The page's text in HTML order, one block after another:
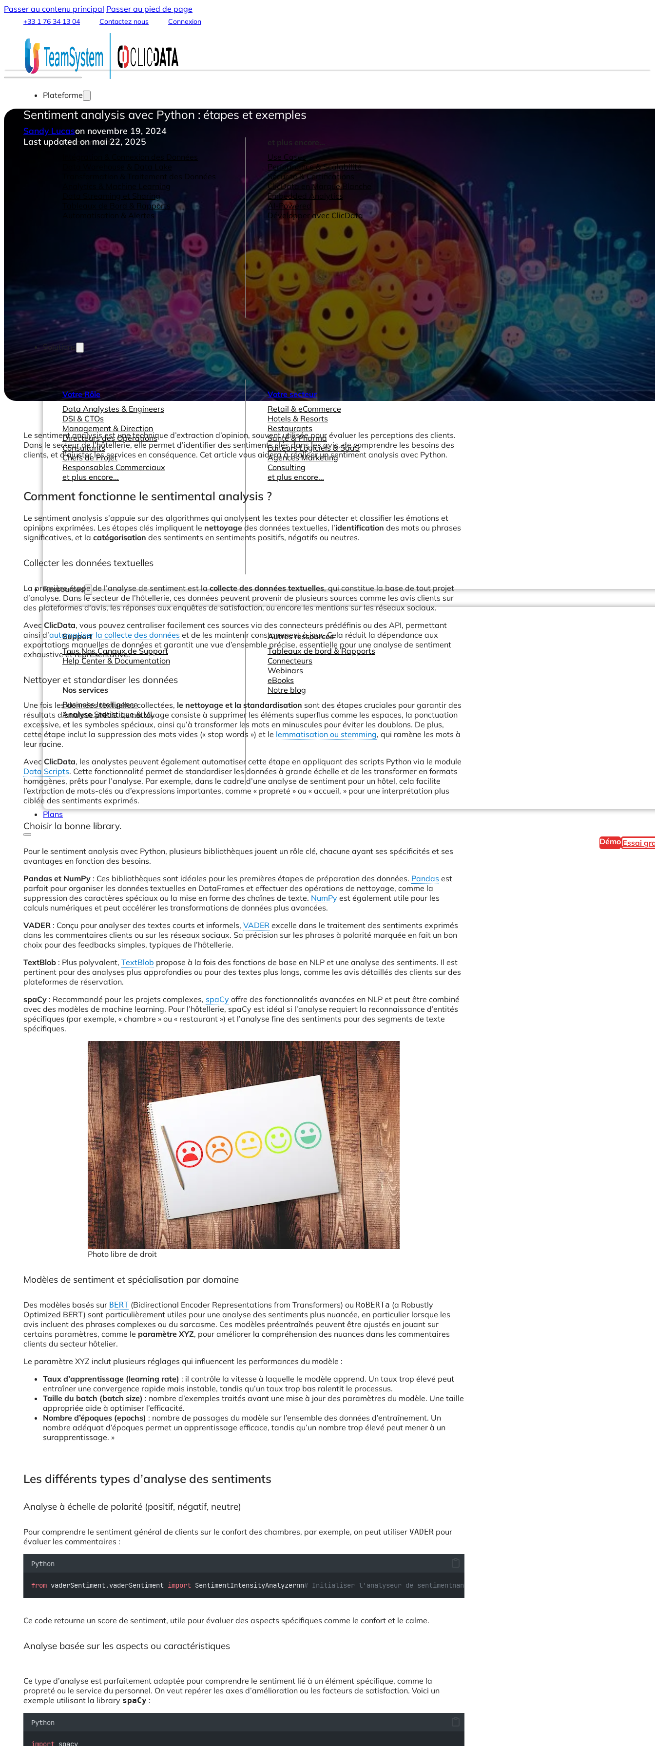
Passer au contenu principal Passer au pied de page
+33 1 76 34 13 04 Contactez nous Connexion
Plateforme
Fonctionnalités
Intégration & Connexion des Données
Data Warehouse & Data Lake
Transformation & Traitement des Données
Analytics & Machine Learning
Data Streaming et Sharing
Tableaux de Bord & Rapports
Automatisation & Alertes
et plus encore...
Use Cases
Performance & Scalabilité
Sécurité & Certifications
ClicData en Marque Blanche
Embedded Analytics
AI-Powered
Développer avec ClicData
Solutions
Votre Rôle
Data Analystes & Engineers
DSI & CTOs
Management & Direction
Directeurs des Opérations
Consultants
Chefs de Projet
Responsables Commerciaux
et plus encore...
Votre secteur
Retail & eCommerce
Hotels & Resorts
Restaurants
Santé & Pharma
Editeurs Logiciels & SaaS
Agences Marketing
Consulting
et plus encore...
Ressources
Support
Tous Nos Canaux de Support
Help Center & Documentation
Nos services
Business Intelligence
Analyse Statistique & ML
Autres ressources
Tableaux de bord & Rapports
Connecteurs
Webinars
eBooks
Notre blog
Plans
Démo Essai
Sentiment analysis avec Python : étapes et exemples
Sandy Lucason novembre 19, 2024
Last updated on mai 22, 2025
Le sentiment analysis est une technique d’extraction d’opinion, souvent utilisée pour évaluer les perceptions des clients.
Dans le secteur de l’hôtellerie, elle permet d’identifier des sentiments clés dans les avis, de comprendre les besoins des
clients, et d’ajuster les services en conséquence. Cet article vous aidera à réaliser un sentiment analysis avec Python.
Comment fonctionne le sentimental analysis ?
Le sentiment analysis s’appuie sur des algorithmes qui analysent les textes pour détecter et classifier les émotions et
opinions exprimées. Les étapes clés impliquent le nettoyage des données textuelles, l’identification des mots ou phrases
significatives, et la catégorisation des sentiments en sentiments positifs, négatifs ou neutres.
Collecter les données textuelles
La première étape de l’analyse de sentiment est lacollecte des données textuelles, qui constitue la base de tout projet
d’analyse. Dans le secteur de l’hôtellerie, ces données peuvent provenir de plusieurs sources comme les avis clients sur
des plateformes d’avis, les réponses aux enquêtes de satisfaction, ou encore les mentions sur les réseaux sociaux.
Avec ClicData, vous pouvez centraliser facilement ces sources via des connecteurs prédéfinis ou des API, permettant
ainsi d’automatiser la collecte des données et de les maintenir constamment à jour. Cela réduit la dépendance aux
exportations manuelles de données et garantit une vue d’ensemble précise, essentielle pour une analyse de sentiment
exhaustive et représentative.
Nettoyer et standardiser les données
Une fois les données textuelles collectées, le nettoyage et la standardisation sont des étapes cruciales pour garantir des
résultats d’analyse précis. Le nettoyage consiste à supprimer les éléments superflus comme les espaces, la ponctuation
excessive, et les symboles spéciaux, ainsi qu’à transformer les mots en minuscules pour éviter les doublons. De plus,
cette étape inclut la suppression des mots vides (« stop words ») et le lemmatisation ou stemming, qui ramène les mots à
leur racine.
Avec ClicData, les analystes peuvent également automatiser cette étape en appliquant des scripts Python via le module
Data Scripts. Cette fonctionnalité permet de standardiser les données à grande échelle et de les transformer en formats
homogènes, prêts pour l’analyse. Par exemple, dans le cadre d’une analyse de sentiment pour un hôtel, cela facilite
l’extraction de mots-clés ou d’expressions importantes, comme « propreté » ou « accueil, » pour une interprétation plus
ciblée des sentiments exprimés.
Choisir la bonne library.
Pour le sentiment analysis avec Python, plusieurs bibliothèques jouent un rôle clé, chacune ayant ses spécificités et ses
avantages en fonction des besoins.
Pandas et NumPy : Ces bibliothèques sont idéales pour les premières étapes de préparation des données. Pandas est
parfait pour organiser les données textuelles en DataFrames et effectuer des opérations de nettoyage, comme la
suppression des caractères spéciaux ou la mise en forme des chaînes de texte. NumPy est également utile pour les
calculs numériques et peut accélérer les transformations de données plus avancées.
VADER : Conçu pour analyser des textes courts et informels, VADER excelle dans le traitement des sentiments exprimés
dans les commentaires clients ou sur les réseaux sociaux. Sa précision sur les phrases à polarité marquée en fait un bon
choix pour des feedbacks simples, typiques de l’hôtellerie.
TextBlob : Plus polyvalent, TextBlob propose à la fois des fonctions de base en NLP et une analyse des sentiments. Il est
pertinent pour des analyses plus approfondies ou pour des textes plus longs, comme les avis détaillés des clients sur des
plateformes de réservation.
spaCy : Recommandé pour les projets complexes, spaCy offre des fonctionnalités avancées en NLP et peut être combiné
avec des modèles de machine learning. Pour l’hôtellerie, spaCy est idéal si l’analyse requiert la reconnaissance d’entités
spécifiques (par exemple, « chambre » ou « restaurant ») et l’analyse fine des sentiments pour des segments de texte
spécifiques.
Photo libre de droit
Modèles de sentiment et spécialisation par domaine
Des modèles basés sur BERT (Bidirectional Encoder Representations from Transformers) ou RoBERTa (a Robustly
Optimized BERT) sont particulièrement utiles pour une analyse des sentiments plus nuancée, en particulier lorsque les
avis incluent des phrases complexes ou du sarcasme. Ces modèles préentraînés peuvent être ajustés en jouant sur
certains paramètres, comme le paramètre XYZ, pour améliorer la compréhension des nuances dans les commentaires
clients du secteur hôtelier.
Le paramètre XYZ inclut plusieurs réglages qui influencent les performances du modèle :
Taux d’apprentissage (learning rate) : il contrôle la vitesse à laquelle le modèle apprend. Un taux trop élevé peut
entraîner une convergence rapide mais instable, tandis qu’un taux trop bas ralentit le processus.
Taille du batch (batch size) : nombre d’exemples traités avant une mise à jour des paramètres du modèle. Une taille
appropriée aide à optimiser l’efficacité.
Nombre d’époques (epochs) : nombre de passages du modèle sur l’ensemble des données d’entraînement. Un
nombre adéquat d’époques permet un apprentissage efficace, tandis qu’un nombre trop élevé peut mener à un
surapprentissage. »
Les différents types d’analyse des sentiments
Analyse à échelle de polarité (positif, négatif, neutre)
Pour comprendre le sentiment général de clients sur le confort des chambres, par exemple, on peut utiliser VADER pour
évaluer les commentaires :
Python
from vaderSentiment.vaderSentiment import SentimentIntensityAnalyzernn# Initialiser l'analyseur de sentimentnanalyzer = SentimentIntensityAnalyzer()nn#
Ce code retourne un score de sentiment, utile pour évaluer des aspects spécifiques comme le confort et le calme.
Analyse basée sur les aspects ou caractéristiques
Ce type d’analyse est parfaitement adaptée pour comprendre le sentiment lié à un élément spécifique, comme la
propreté ou le service du personnel. On veut repérer les axes d’amélioration ou les facteurs de satisfaction. Voici un
exemple utilisant la library spaCy :
Python
import spacy